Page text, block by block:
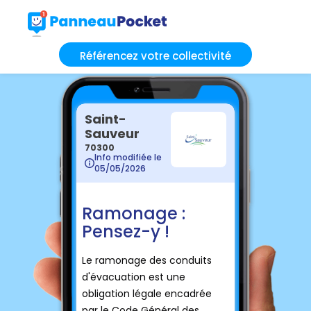
Référencez votre collectivité
Saint-
Sauveur
70300
Info modifiée le
05/05/2026
Ramonage :
Pensez-y !
Le ramonage des conduits
d'évacuation est une
obligation légale encadrée